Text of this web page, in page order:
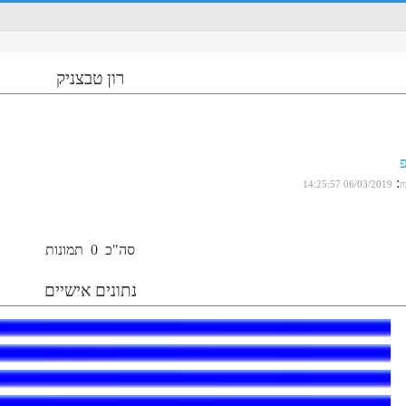
רון טבצניק
:
06/03/2019 14:25:57
סה"כ 0 תמונות
נתונים אישיים